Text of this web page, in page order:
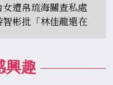
女遭帛琉海關查私處
智彬批「林佳龍還在
」網嘆：政府竟不發一
興趣